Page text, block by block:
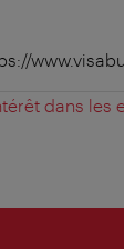
dans les